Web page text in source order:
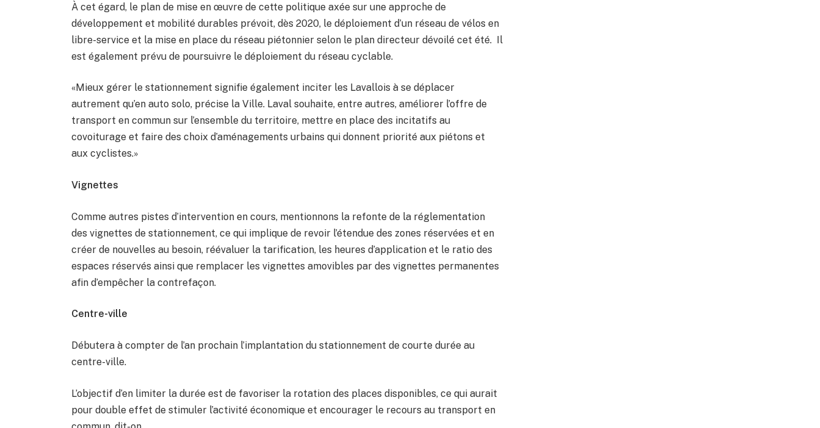
À cet égard, le plan de mise en œuvre de cette politique axée sur une approche de
développement et mobilité durables prévoit, dès 2020, le déploiement d’un réseau de vélos en
libre-service et la mise en place du réseau piétonnier selon le plan directeur dévoilé cet été. Il
est également prévu de poursuivre le déploiement du réseau cyclable.
«Mieux gérer le stationnement signifie également inciter les Lavallois à se déplacer
autrement qu’en auto solo, précise la Ville. Laval souhaite, entre autres, améliorer l’offre de
transport en commun sur l’ensemble du territoire, mettre en place des incitatifs au
covoiturage et faire des choix d’aménagements urbains qui donnent priorité aux piétons et
aux cyclistes.»
Vignettes
Comme autres pistes d’intervention en cours, mentionnons la refonte de la réglementation
des vignettes de stationnement, ce qui implique de revoir l’étendue des zones réservées et en
créer de nouvelles au besoin, réévaluer la tarification, les heures d’application et le ratio des
espaces réservés ainsi que remplacer les vignettes amovibles par des vignettes permanentes
afin d’empêcher la contrefaçon.
Centre-ville
Débutera à compter de l’an prochain l’implantation du stationnement de courte durée au
centre-ville.
L’objectif d’en limiter la durée est de favoriser la rotation des places disponibles, ce qui aurait
pour double effet de stimuler l’activité économique et encourager le recours au transport en